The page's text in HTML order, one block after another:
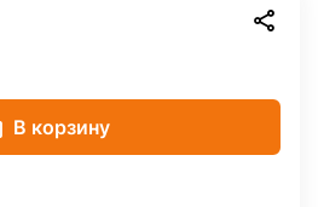
В корзину